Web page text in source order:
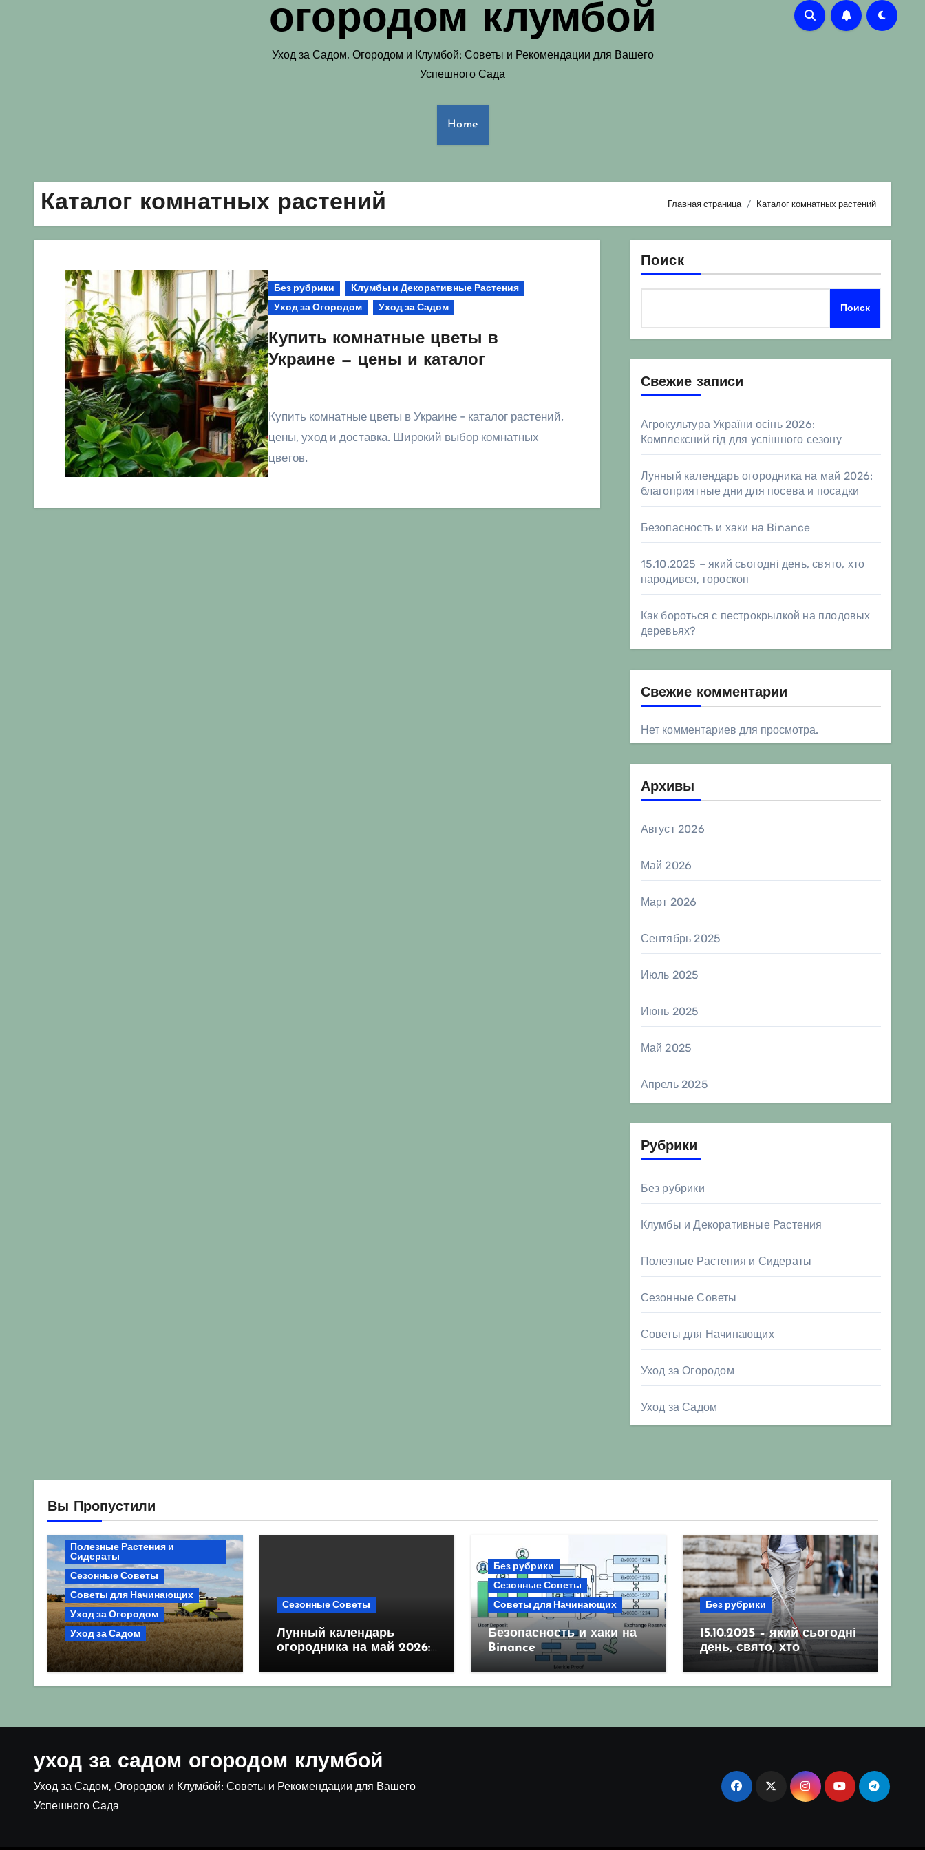
огородом клумбой
Уход за Садом, Огородом и Клумбой: Советы и Рекомендации для Вашего
Успешного Сада
Home
Каталог комнатных растений Главная страница Каталог комнатных растений
Без рубрики
Клумбы и Декоративные Растения
Уход за Огородом
Уход за Садом
Купить комнатные цветы в
Украине — цены и каталог
Купить комнатные цветы в Украине - каталог растений,
цены, уход и доставка. Широкий выбор комнатных
цветов.
Поиск
Поиск
Свежие записи
Агрокультура України осінь 2026:
Комплексний гід для успішного сезону
Лунный календарь огородника на май 2026:
благоприятные дни для посева и посадки
Безопасность и хаки на Binance
15.10.2025 – який сьогодні день, свято, хто
народився, гороскоп
Как бороться с пестрокрылкой на плодовых
деревьях?
Свежие комментарии
Нет комментариев для просмотра.
Архивы
Август 2026
Май 2026
Март 2026
Сентябрь 2025
Июль 2025
Июнь 2025
Май 2025
Апрель 2025
Рубрики
Без рубрики
Клумбы и Декоративные Растения
Полезные Растения и Сидераты
Сезонные Советы
Советы для Начинающих
Уход за Огородом
Уход за Садом
Вы Пропустили
Полезные Растения и
Сидераты
Сезонные Советы
Советы для Начинающих
Уход за Огородом
Уход за Садом
Агрокультура України
осінь 2026: Комплексний
Сезонные Советы
Лунный календарь
огородника на май 2026:
посева и посадки
Без рубрики
Сезонные Советы
Советы для Начинающих
Безопасность и хаки на
Binance
Без рубрики
15.10.2025 – який сьогодні
день, свято, хто
народився, гороскоп
уход за садом огородом клумбой
Уход за Садом, Огородом и Клумбой: Советы и Рекомендации для Вашего
Успешного Сада